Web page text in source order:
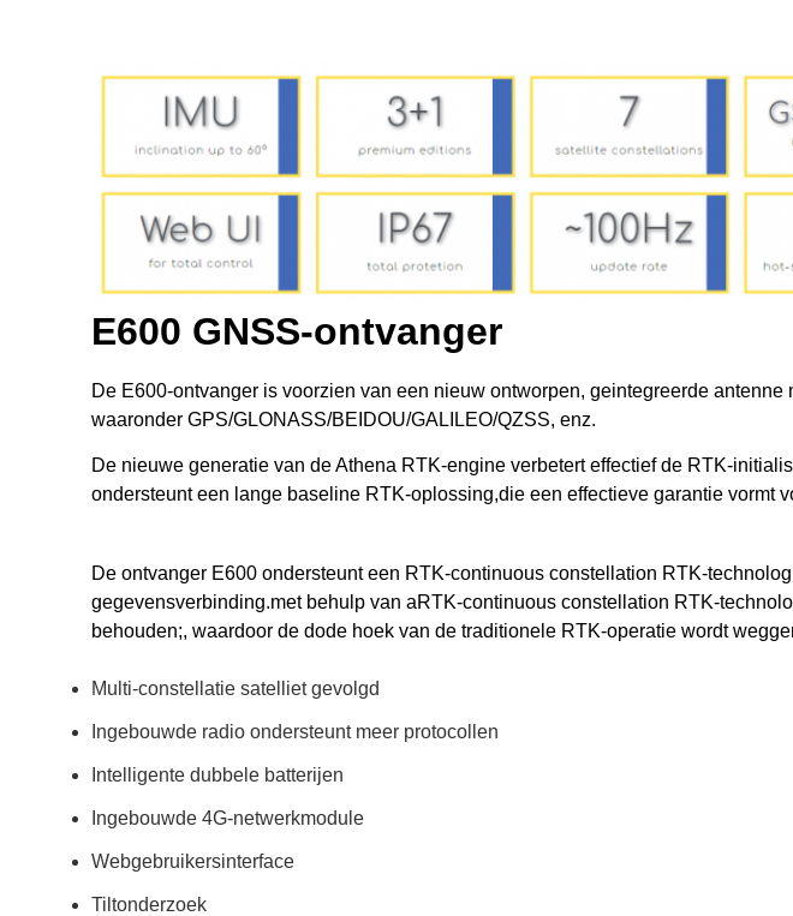
E600 GNSS-ontvanger
De E600-ontvanger is voorzien van een nieuw ontworpen, geintegreerde
waaronder GPS/GLONASS/BEIDOU/GALILEO/QZSS, enz.
De nieuwe generatie van de Athena RTK-engine verbetert effectief de RTK-
ondersteunt een lange baseline RTK-oplossing,die een effectieve garantie vormt
De ontvanger E600 ondersteunt een RTK-continuous constellation RTK-
gegevensverbinding.met behulp van aRTK-continuous constellation RTK-
behouden;, waardoor de dode hoek van de traditionele RTK-operatie wordt
Multi-constellatie satelliet gevolgd
Ingebouwde radio ondersteunt meer protocollen
Intelligente dubbele batterijen
Ingebouwde 4G-netwerkmodule
Webgebruikersinterface
Tiltonderzoek